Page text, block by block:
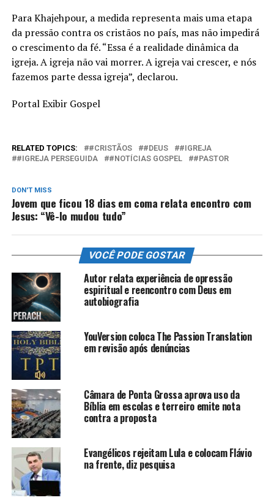
Para Khajehpour, a medida representa mais uma etapa
da pressão contra os cristãos no país, mas não impedirá
o crescimento da fé. “Essa é a realidade dinâmica da
igreja. A igreja não vai morrer. A igreja vai crescer, e nós
fazemos parte dessa igreja”, declarou.
Portal Exibir Gospel
RELATED TOPICS: #CRISTÃOS #DEUS
#IGREJA
#IGREJA PERSEGUIDA
#NOTÍCIAS GOSPEL #PASTOR
DON'T MISS
Jovem que ficou 18 dias em coma relata encontro com
Jesus: “Vê-lo mudou tudo”
VOCÊ PODE GOSTAR
Autor relata experiência de opressão
espiritual e reencontro com Deus em
autobiografia
YouVersion coloca The Passion Translation
em revisão após denúncias
Câmara de Ponta Grossa aprova uso da
Bíblia em escolas e terreiro emite nota
contra a proposta
Evangélicos rejeitam Lula e colocam Flávio
na frente, diz pesquisa